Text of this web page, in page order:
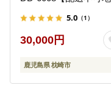
5.0 （1）
30,000円
鹿児島県 枕崎市